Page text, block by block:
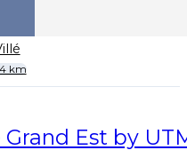
km
Grand Est by